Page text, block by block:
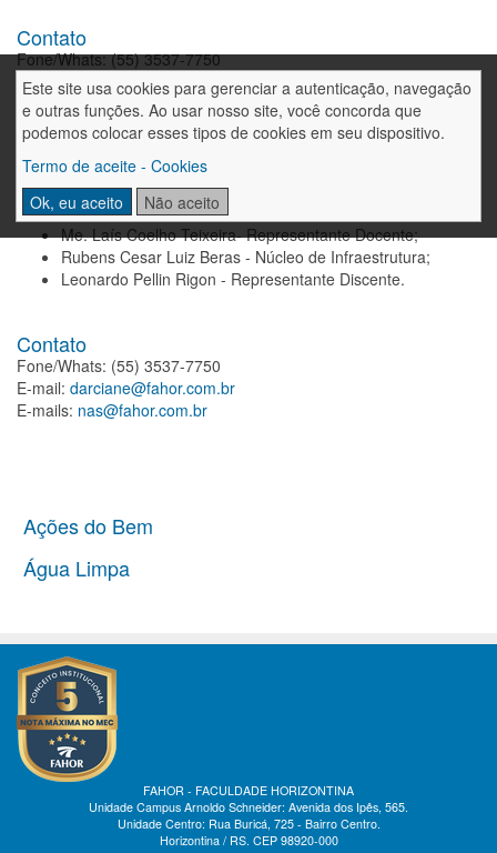
Este site usa cookies para gerenciar a autenticação, navegação
e outras funções. Ao usar nosso site, você concorda que
podemos colocar esses tipos de cookies em seu dispositivo.
Termo de aceite - Cookies
Ok, eu aceito
Não aceito
Contato
Fone/Whats: (55) 3537-7750
E-mail:stephan@fahor.com.br
E-mails:nas@fahor.com.br
COMISSÃO DE AÇÕES SOCIOAMBIENTAIS
Me. Darciane Eliete Kerkhoff – Coordenação;
Drª. Marliza Beatris Reichert – Coordenação;
Me. Laís Coelho Teixeira- Representante Docente;
Rubens Cesar Luiz Beras - Núcleo de Infraestrutura;
Leonardo Pellin Rigon - Representante Discente.
Contato
Fone/Whats: (55) 3537-7750
E-mail: darciane@fahor.com.br
E-mails: nas@fahor.com.br
Ações do Bem
Água Limpa
FAHOR - FACULDADE HORIZONTINA
Unidade Campus Arnoldo Schneider: Avenida dos Ipês, 565.
Unidade Centro: Rua Buricá, 725 - Bairro Centro.
Horizontina / RS. CEP 98920-000